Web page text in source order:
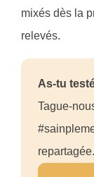
mixés dès la
relevés.
As-tu
Tague-
repartagée.